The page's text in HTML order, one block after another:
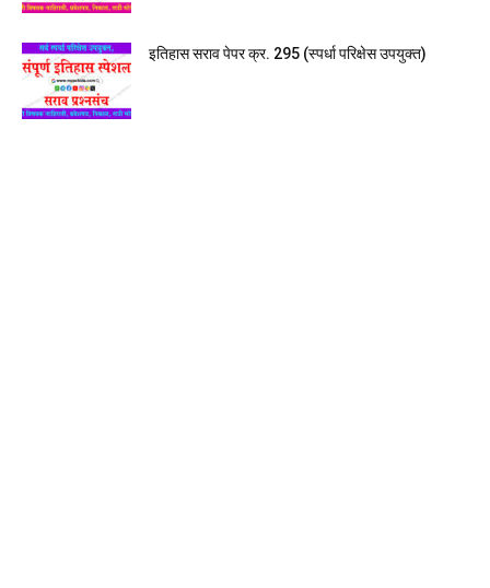
इतिहास सराव पेपर क्र. 295 (स्पर्धा परिक्षेस उपयुक्त)